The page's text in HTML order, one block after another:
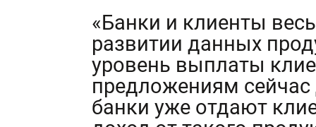
«Банки и клиенты
развитии данных
уровень выплаты
предложениям сейчас
банки уже отдают